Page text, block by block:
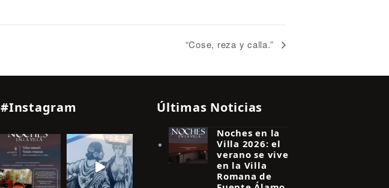
“Cose, reza y calla.”
#Instagram Últimas Noticias
Noches en la
Villa 2026: el
verano se vive
en la Villa
Romana de